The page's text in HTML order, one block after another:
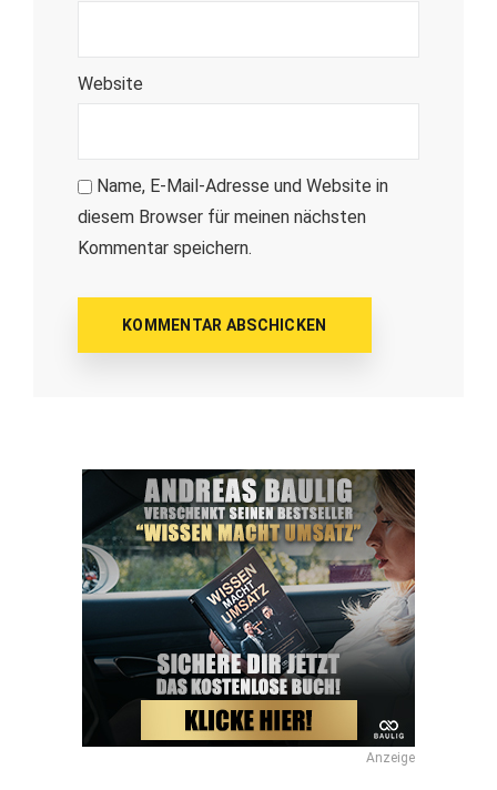
Website
Name, E-Mail-Adresse und Website in
diesem Browser für meinen nächsten
Kommentar speichern.
Anzeige